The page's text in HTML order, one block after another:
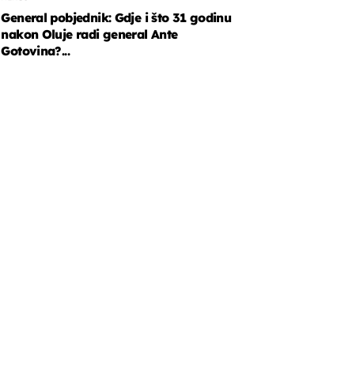
General pobjednik: Gdje i što 31 godinu
nakon Oluje radi general Ante
Gotovina?...